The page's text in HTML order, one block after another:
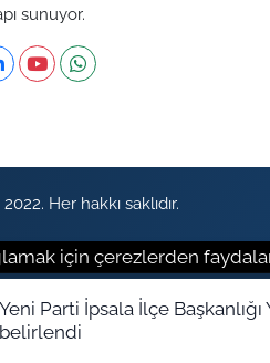
sunuyor.
Her hakkı saklıdır.
için çerezlerden
Yeni Parti İpsala İlçe
belirlendi